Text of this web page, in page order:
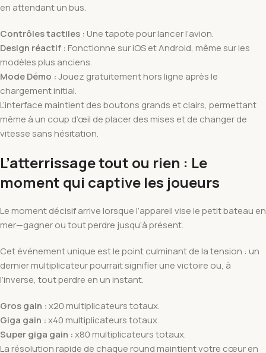
en attendant un bus.
Contrôles tactiles : Une tapote pour lancer l’avion.
Design réactif : Fonctionne sur iOS et Android, même sur les
modèles plus anciens.
Mode Démo :Jouez gratuitement hors ligne après le
chargement initial.
L’interface maintient des boutons grands et clairs, permettant
même à un coup d’œil de placer des mises et de changer de
vitesse sans hésitation.
L’atterrissage tout ou rien : Le
moment qui captive les joueurs
Le moment décisif arrive lorsque l’appareil vise le petit bateau en
mer—gagner ou tout perdre jusqu’à présent.
Cet événement unique est le point culminant de la tension : un
dernier multiplicateur pourrait signifier une victoire ou, à
l’inverse, tout perdre en un instant.
Gros gain :x20 multiplicateurs totaux.
Giga gain :x40 multiplicateurs totaux.
Super giga gain :x80 multiplicateurs totaux.
La résolution rapide de chaque round maintient votre cœur en